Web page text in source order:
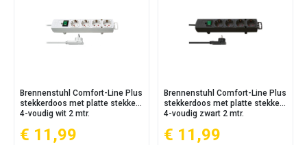
Brennenstuhl Comfort-Line Plus
stekkerdoos met platte stekker
4-voudig wit 2 mtr.
€ 11,99
Brennenstuhl Comfort-Line Plus
stekkerdoos met platte stekker
4-voudig zwart 2 mtr.
€ 11,99